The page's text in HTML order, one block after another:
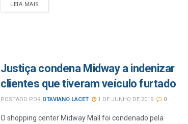
LEIA MAIS
Justiça condena Midway a indenizar
clientes que tiveram veículo furtado
POSTADO POR OTAVIANO LACET 1 DE JUNHO DE 2019 0
O shopping center Midway Mall foi condenado pela